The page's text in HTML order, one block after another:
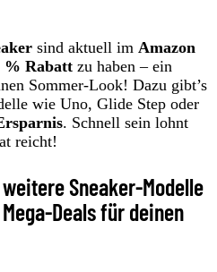
sind aktuell im Amazon
% Rabatt zu haben – ein
Sommer-Look! Dazu gibt’s
wie Uno, Glide Step oder
. Schnell sein lohnt
reicht!
Sneaker-Modelle
Deals für deinen